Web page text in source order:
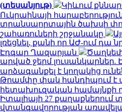
(տեսանյութ)
Կիևում
Ուկրաինայի
տրանսպորտային ծախսի
շահառուների շրջանակը
լռեցնել, քանի որ ԱԺ-ում դա
Էդգար Ղազարյան
արված ջերմ լուսանկարներ.
արձագանքել է կողակից
Թրամփը փակ հանդիպում է
հետախուզական համայնքի
Իտալիայի 27
վտանգավորության